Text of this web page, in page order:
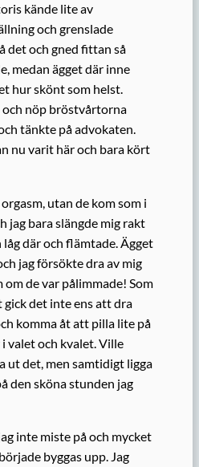
kände lite av
och grenslade
det och gned fittan så
medan ägget där inne
hur skönt som helst.
nöp bröstvårtorna
tänkte på advokaten.
nu varit här och bara kört
utan de kom som i
jag bara slängde mig rakt
där och flämtade. Ägget
jag försökte dra av mig
de var pålimmade! Som
det inte ens att dra
komma åt att pilla lite på
valet och kvalet. Ville
ut det, men samtidigt ligga
den sköna stunden jag
inte miste på och mycket
byggas upp. Jag